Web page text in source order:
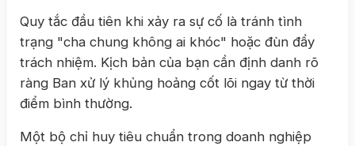
Quy tắc đầu tiên khi xảy ra sự cố là tránh tình
trạng "cha chung không ai khóc" hoặc đùn đẩy
trách nhiệm. Kịch bản của bạn cần định danh rõ
ràng Ban xử lý khủng hoảng cốt lõi ngay từ thời
điểm bình thường.
Một bộ chỉ huy tiêu chuẩn trong doanh nghiệp